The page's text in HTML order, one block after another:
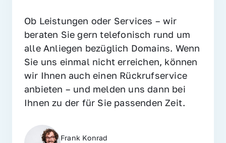
Ob Leistungen oder Services – wir
beraten Sie gern telefonisch rund um
alle Anliegen bezüglich Domains. Wenn
Sie uns einmal nicht erreichen, können
wir Ihnen auch einen Rückrufservice
anbieten – und melden uns dann bei
Ihnen zu der für Sie passenden Zeit.
Frank Konrad